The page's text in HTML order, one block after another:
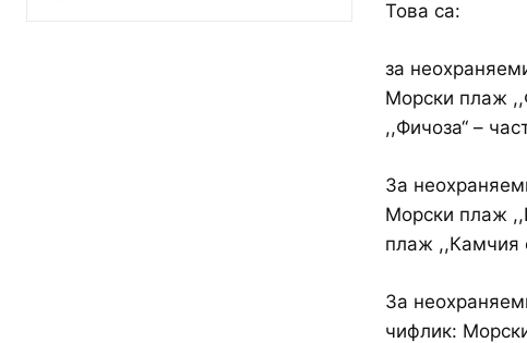
Това са:
за
Морски плаж
,,Фичоза‘‘ –
За
Морски плаж
плаж ,,Камчия
За
чифлик: